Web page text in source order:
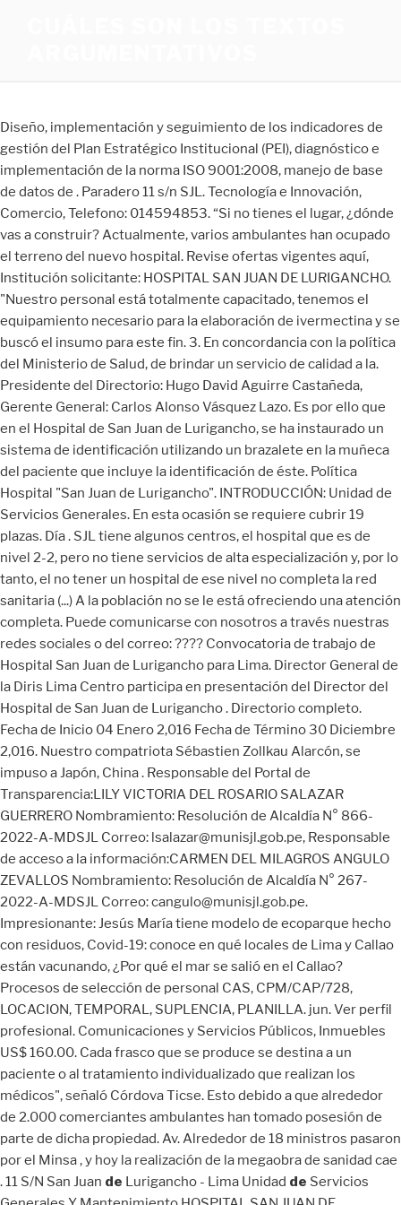
Diseño, implementación y seguimiento de los indicadores de
gestión del Plan Estratégico Institucional (PEI), diagnóstico e
implementación de la norma ISO 9001:2008, manejo de base
de datos de . Paradero 11 s/n SJL. Tecnología e Innovación,
Comercio, Telefono: 014594853. “Si no tienes el lugar, ¿dónde
vas a construir? Actualmente, varios ambulantes han ocupado
el terreno del nuevo hospital. Revise ofertas vigentes aquí,
Institución solicitante: HOSPITAL SAN JUAN DE LURIGANCHO.
"Nuestro personal está totalmente capacitado, tenemos el
equipamiento necesario para la elaboración de ivermectina y se
buscó el insumo para este fin. 3. En concordancia con la política
del Ministerio de Salud, de brindar un servicio de calidad a la.
Presidente del Directorio: Hugo David Aguirre Castañeda,
Gerente General: Carlos Alonso Vásquez Lazo. Es por ello que
en el Hospital de San Juan de Lurigancho, se ha instaurado un
sistema de identificación utilizando un brazalete en la muñeca
del paciente que incluye la identificación de éste. Política
Hospital "San Juan de Lurigancho". INTRODUCCIÓN: Unidad de
Servicios Generales. En esta ocasión se requiere cubrir 19
plazas. Día . SJL tiene algunos centros, el hospital que es de
nivel 2-2, pero no tiene servicios de alta especialización y, por lo
tanto, el no tener un hospital de ese nivel no completa la red
sanitaria (...) A la población no se le está ofreciendo una atención
completa. Puede comunicarse con nosotros a través nuestras
redes sociales o del correo: ???? Convocatoria de trabajo de
Hospital San Juan de Lurigancho para Lima. Director General de
la Diris Lima Centro participa en presentación del Director del
Hospital de San Juan de Lurigancho . Directorio completo.
Fecha de Inicio 04 Enero 2,016 Fecha de Término 30 Diciembre
2,016. Nuestro compatriota Sébastien Zollkau Alarcón, se
impuso a Japón, China . Responsable del Portal de
Transparencia:LILY VICTORIA DEL ROSARIO SALAZAR
GUERRERO Nombramiento: Resolución de Alcaldía N° 866-
2022-A-MDSJL Correo: lsalazar@munisjl.gob.pe, Responsable
de acceso a la información:CARMEN DEL MILAGROS ANGULO
ZEVALLOS Nombramiento: Resolución de Alcaldía N° 267-
2022-A-MDSJL Correo: cangulo@munisjl.gob.pe.
Impresionante: Jesús María tiene modelo de ecoparque hecho
con residuos, Covid-19: conoce en qué locales de Lima y Callao
están vacunando, ¿Por qué el mar se salió en el Callao?
Procesos de selección de personal CAS, CPM/CAP/728,
LOCACION, TEMPORAL, SUPLENCIA, PLANILLA. jun. Ver perfil
profesional. Comunicaciones y Servicios Públicos, Inmuebles
US$ 160.00. Cada frasco que se produce se destina a un
paciente o al tratamiento individualizado que realizan los
médicos", señaló Córdova Ticse. Esto debido a que alrededor
de 2.000 comerciantes ambulantes han tomado posesión de
parte de dicha propiedad. Av. Alrededor de 18 ministros pasaron
por el Minsa , y hoy la realización de la megaobra de sanidad cae
. 11 S/N San Juan de Lurigancho - Lima Unidad de Servicios